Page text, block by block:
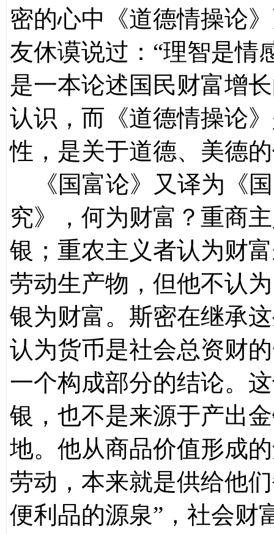
密的心中《道德情操论
友休谟说过：“理智是情
是一本论述国民财富增
认识，而《道德情操论
性，是关于道德、美德
《国富论》又译为《
究》，何为财富？重商
银；重农主义者认为财
劳动生产物，但他不认
银为财富。斯密在继承
认为货币是社会总资财
一个构成部分的结论。
银，也不是来源于产出
地。他从商品价值形成
劳动，本来就是供给他
便利品的源泉”，社会财